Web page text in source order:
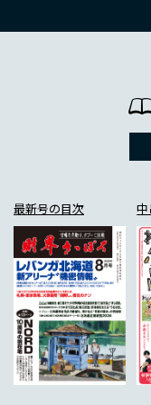
最新号の目次